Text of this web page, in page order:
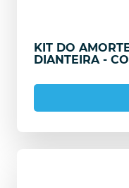
KIT DO
DIANTEIRA -